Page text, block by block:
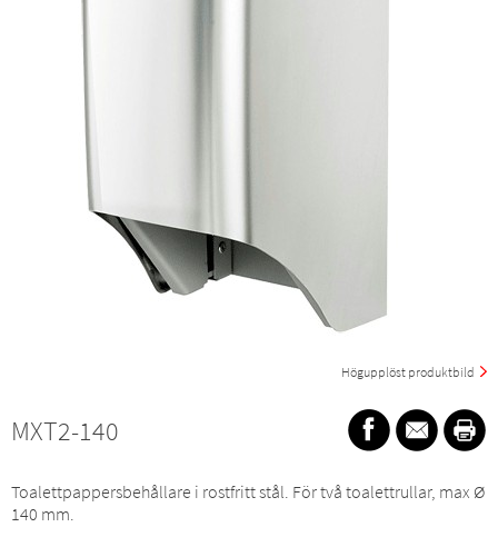
Högupplöst produktbild
MXT2-140
Toalettpappersbehållare i rostfritt stål. För två toalettrullar, max Ø
140 mm.